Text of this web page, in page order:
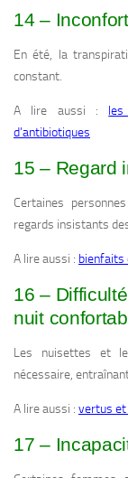
14 –
En été, la
constant.
A lire aussi :
d’antibiotiques
15 – Regard
Certaines
regards insistants
A lire aussi : bienfaits
16 –
nuit
Les nuisettes et
nécessaire,
A lire aussi : vertus et
17 –